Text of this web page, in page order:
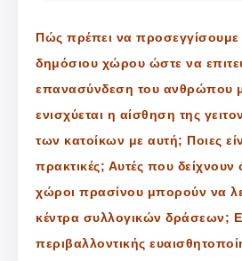
Πώς πρέπει να προσεγγίσουμε
δημόσιου χώρου ώστε να
επανασύνδεση του ανθρώπου
ενισχύεται η αίσθηση της
των κατοίκων με αυτή; Ποιες
πρακτικές; Αυτές που δείχνουν
χώροι πρασίνου μπορούν να
κέντρα συλλογικών δράσεων;
περιβαλλοντικής